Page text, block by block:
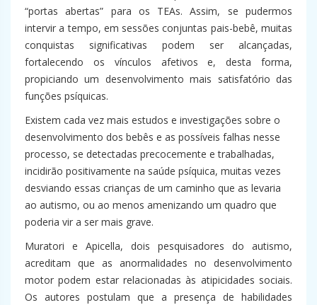
“portas abertas” para os TEAs. Assim, se pudermos
intervir a tempo, em sessões conjuntas pais-bebê, muitas
conquistas significativas podem ser alcançadas,
fortalecendo os vínculos afetivos e, desta forma,
propiciando um desenvolvimento mais satisfatório das
funções psíquicas.
Existem cada vez mais estudos e investigações sobre o
desenvolvimento dos bebês e as possíveis falhas nesse
processo, se detectadas precocemente e trabalhadas,
incidirão positivamente na saúde psíquica, muitas vezes
desviando essas crianças de um caminho que as levaria
ao autismo, ou ao menos amenizando um quadro que
poderia vir a ser mais grave.
Muratori e Apicella, dois pesquisadores do autismo,
acreditam que as anormalidades no desenvolvimento
motor podem estar relacionadas às atipicidades sociais.
Os autores postulam que a presença de habilidades